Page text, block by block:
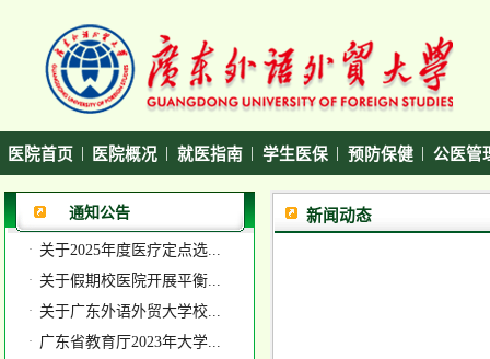
医院首页 | 医院概况 | 就医指南 | 学生医保 | 预防保健 | 公医管
通知公告
· 关于2025年度医疗定点选...
· 关于假期校医院开展平衡...
· 关于广东外语外贸大学校...
· 广东省教育厅2023年大学...
新闻动态